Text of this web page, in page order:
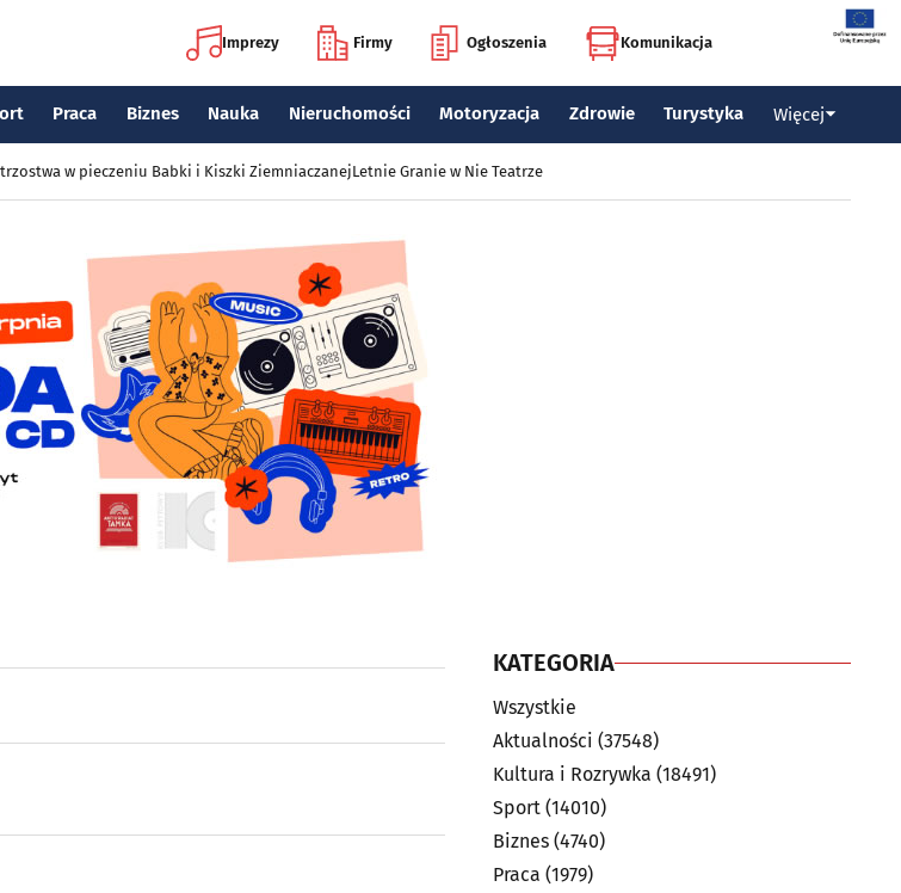
Imprezy Firmy Ogłoszenia Komunikacja
Praca Biznes Nauka Nieruchomości Motoryzacja Zdrowie Turystyka Więcej
w pieczeniu Babki i Kiszki ZiemniaczanejLetnie Granie w Nie Teatrze
KATEGORIA
Wszystkie
Aktualności (37548)
Kultura i Rozrywka (18491)
Sport (14010)
Biznes (4740)
Praca (1979)